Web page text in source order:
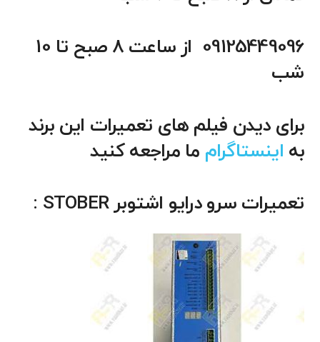
09125449096 از ساعت 8 صبح تا 10
شب
برای دیدن فیلم های تعمیرات این برند
به اینستاگرام ما مراجعه کنید
تعمیرات سرو درایو اشتوبر STOBER :